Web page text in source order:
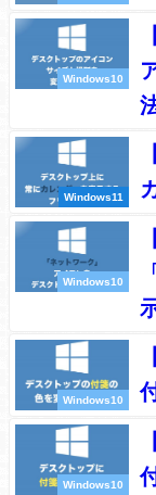
Windows10
Windows11
Windows10
Windows10
Windows10